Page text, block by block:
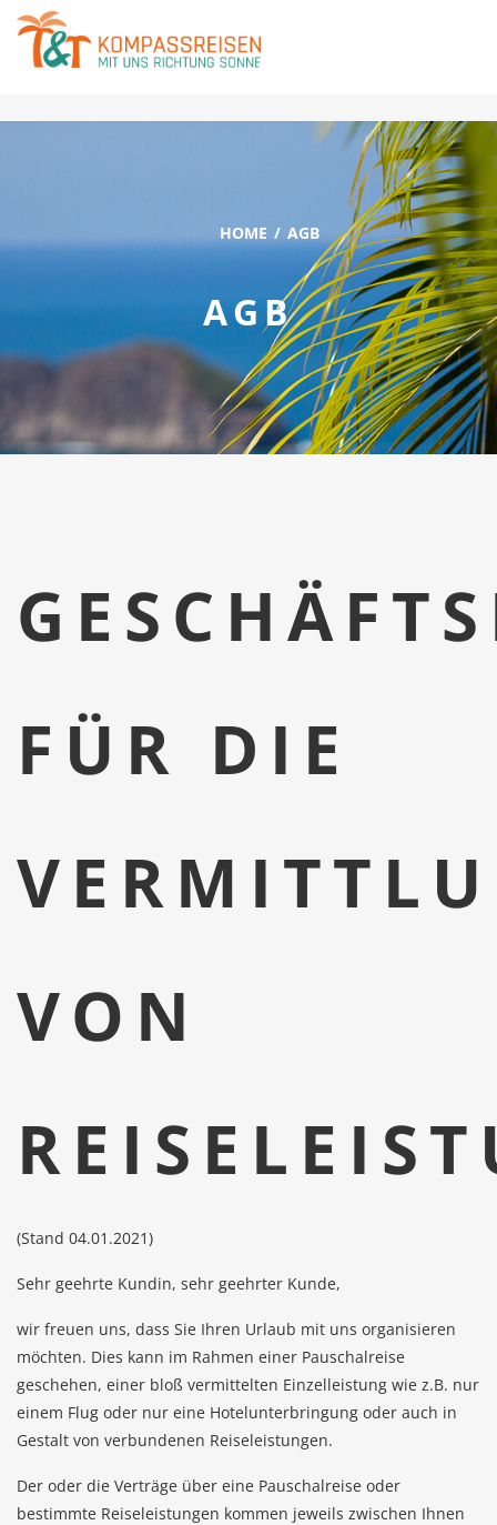
HOME AGB
AGB
FÜR DIE
VON
(Stand 04.01.2021)
Sehr geehrte Kundin, sehr geehrter Kunde,
wir freuen uns, dass Sie Ihren Urlaub mit uns organisieren
möchten. Dies kann im Rahmen einer Pauschalreise
geschehen, einer bloß vermittelten Einzelleistung wie z.B. nur
einem Flug oder nur eine Hotelunterbringung oder auch in
Gestalt von verbundenen Reiseleistungen.
Der oder die Verträge über eine Pauschalreise oder
bestimmte Reiseleistungen kommen jeweils zwischen Ihnen